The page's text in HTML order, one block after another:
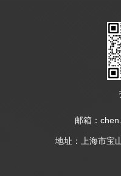
邮箱：
地址：上海市宝